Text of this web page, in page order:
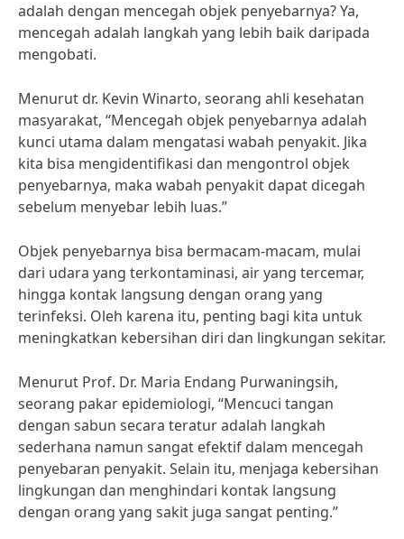
adalah dengan mencegah objek penyebarnya? Ya,
mencegah adalah langkah yang lebih baik daripada
mengobati.
Menurut dr. Kevin Winarto, seorang ahli kesehatan
masyarakat, “Mencegah objek penyebarnya adalah
kunci utama dalam mengatasi wabah penyakit. Jika
kita bisa mengidentifikasi dan mengontrol objek
penyebarnya, maka wabah penyakit dapat dicegah
sebelum menyebar lebih luas.”
Objek penyebarnya bisa bermacam-macam, mulai
dari udara yang terkontaminasi, air yang tercemar,
hingga kontak langsung dengan orang yang
terinfeksi. Oleh karena itu, penting bagi kita untuk
meningkatkan kebersihan diri dan lingkungan sekitar.
Menurut Prof. Dr. Maria Endang Purwaningsih,
seorang pakar epidemiologi, “Mencuci tangan
dengan sabun secara teratur adalah langkah
sederhana namun sangat efektif dalam mencegah
penyebaran penyakit. Selain itu, menjaga kebersihan
lingkungan dan menghindari kontak langsung
dengan orang yang sakit juga sangat penting.”